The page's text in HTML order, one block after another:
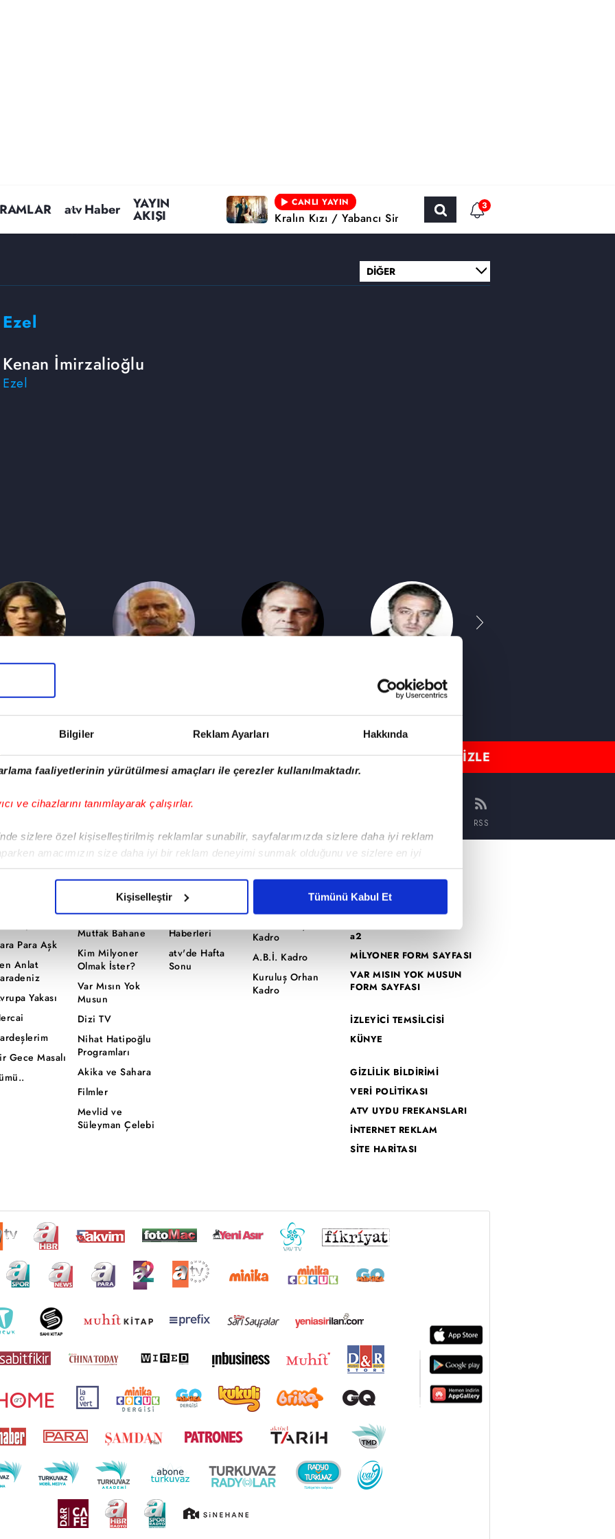
Bilgiler Reklam Ayarları Hakkında
faaliyetlerinin yürütülmesi amaçları ile çerezler kullanılmaktadır.
ve cihazlarını tanımlayarak çalışırlar.
sizlere özel kişiselleştirilmiş reklamlar sunabilir, sayfalarımızda sizlere daha iyi reklam
amacımızın size daha iyi bir reklam deneyimi sunmak olduğunu ve sizlere en iyi
gelen çabayı gösterdiğimizi ve bu noktada, reklamların maliyetlerimizi karşılamak
için İnternet Sitemizde kendimize ve üçüncü kişilere ait çerezler kullanılmaktadır. Bu
verileriniz işlenmekte olup gerekli olan çerezler bilgi toplumu hizmetlerinin sunulması
çerezler, sitemizin daha işlevsel kılınması ve kişiselleştirilmesi ve sizlere yönelik
amaçlarıyla sınırlı olarak açık rızanız dahilinde kullanılacaktır.
yer alan panel vasıtasıyla belirleyebilirsiniz. Çerezlere ilişkin detaylı bilgi için Ayarlar
Metnimiziziyaret edebilirsiniz.
Kanunu uyarınca hazırlanmış Aydınlatma Metnimizi okumak ve sitemizde ilgili
Kişiselleştir Tümünü Kabul Et
atv Haber YAYIN
AKIŞI
CANLI YAYIN
Kralın Kızı / Yabancı Sinema
3
Ezel
Kenan İmirzalioğlu
Ezel
Barış Falay
CANLI TV İZLE
RSS
DİZİLER
Eşkıya Dünyaya
Para Aşk
Anlat
Yakası
Gece Masalı
PROGRAMLAR
Müge Anlı ile
Tatlı Sert
Esra Erol'da
Mutfak Bahane
Kim Milyoner
Olmak İster?
Var Mısın Yok
Musun
Dizi TV
Nihat Hatipoğlu
Programları
Akika ve Sahara
Filmler
Mevlid ve
Süleyman Çelebi
atv HABER
atv Ana Haber
atv Gün Ortası
Haberleri
atv'de Hafta
Sonu
DİZİ
KADROLARI
İstanbul Kadro
Kadro
A.B.İ. Kadro
Kuruluş Orhan
Kadro
HABERLER
YAYIN AKIŞI
CANLI TV İZLE
PROGRAMLAR
a2
MİLYONER FORM SAYFASI
VAR MISIN YOK MUSUN
FORM SAYFASI
İZLEYİCİ TEMSİLCİSİ
KÜNYE
GİZLİLİK BİLDİRİMİ
VERİ POLİTİKASI
ATV UYDU FREKANSLARI
İNTERNET REKLAM
SİTE HARİTASI